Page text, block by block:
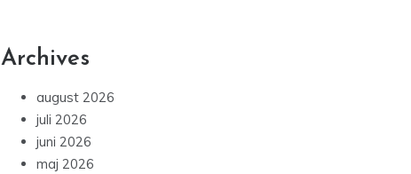
Archives
august 2026
juli 2026
juni 2026
maj 2026